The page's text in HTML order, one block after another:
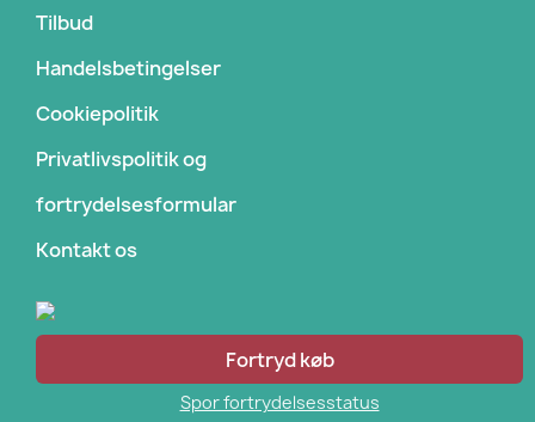
Tilbud
Handelsbetingelser
Cookiepolitik
Privatlivspolitik og
fortrydelsesformular
Kontakt os
Fortryd køb
Spor fortrydelsesstatus